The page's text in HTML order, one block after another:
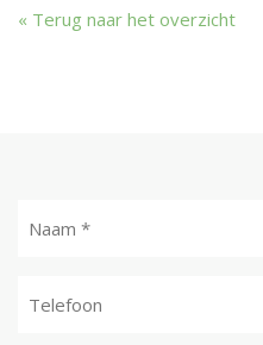
Terug naar het overzicht